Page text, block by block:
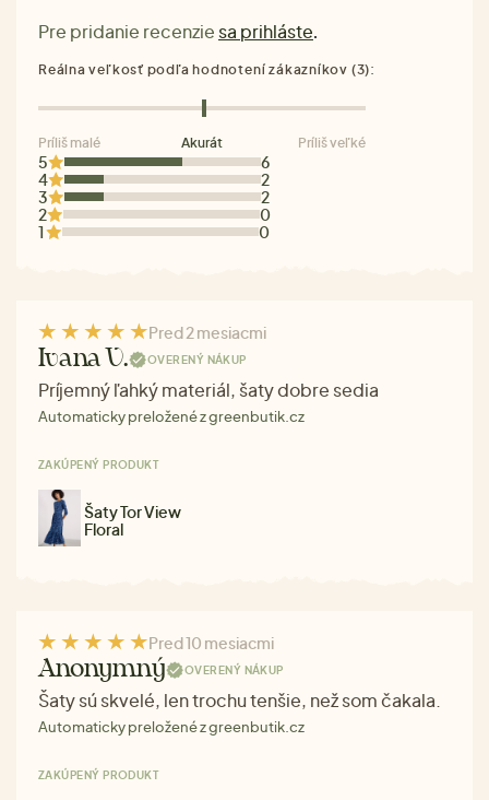
Pre pridanie recenzie sa prihláste.
5
6
4
2
3
2
2
0
1
0
Reálna veľkosť podľa hodnotení zákazníkov (3):
Príliš malé Akurát Príliš veľké
Pred 2 mesiacmi
Ivana V. OVERENÝ NÁKUP
Príjemný ľahký materiál, šaty dobre sedia
Automaticky preložené z greenbutik.cz
ZAKÚPENÝ PRODUKT
Šaty Tor View
Floral
Pred 10 mesiacmi
Anonymný OVERENÝ NÁKUP
Šaty sú skvelé, len trochu tenšie, než som čakala.
Automaticky preložené z greenbutik.cz
ZAKÚPENÝ PRODUKT